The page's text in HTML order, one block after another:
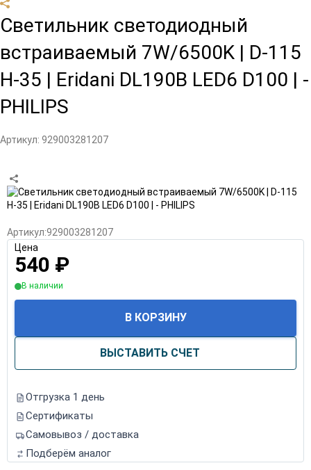
Светильник светодиодный
встраиваемый 7W/6500K | D-115
H-35 | Eridani DL190B LED6 D100 | -
PHILIPS
Артикул: 929003281207
Артикул:929003281207
Цена
540 ₽
В наличии
В КОРЗИНУ
ВЫСТАВИТЬ СЧЕТ
Отгрузка 1 день
Сертификаты
Самовывоз / доставка
Подберём аналог